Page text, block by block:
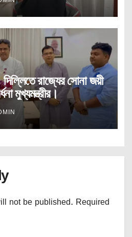
রাজ্যের সোনা জয়ী
মুখ্যমন্ত্রীর।
not be published. Required